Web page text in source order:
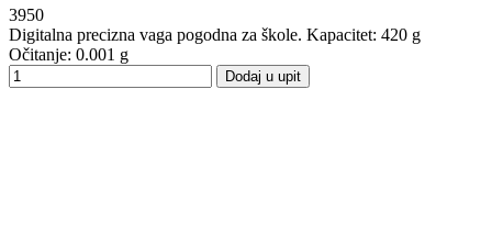
3950
Digitalna precizna vaga pogodna za škole. Kapacitet: 420 g
Očitanje: 0.001 g
Dodaj u upit